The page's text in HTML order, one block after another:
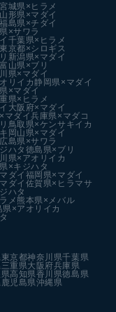
宮城県×ヒラメ
山形県×マダイ
福島県×チダイ
×サワラ
千葉県×ヒラメ
東京都×シロギス
新潟県×マダイ
富山県×ブリ
県×マダイ
リイカ静岡県×マダイ
×マダイ
県×ヒラメ
大阪府×マダイ
マダイ兵庫県×マダコ
鳥取県×ケンサキイカ
岡山県×マダイ
広島県×サワラ
ハタ 徳島県×ブリ
県×アオリイカ
×キジハタ
ダイ 福岡県×マダイ
ダイ 佐賀県×ヒラマサ
ハタ
メ 熊本県×メバル
県×アオリイカ
東京都神奈川県千葉県
三重県大阪府兵庫県
高知県香川県徳島県
鹿児島県沖縄県